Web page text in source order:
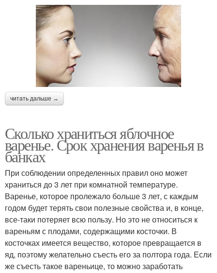
читать дальше →
Сколько храниться яблочное
варенье. Срок хранения варенья в
банках
При соблюдении определенных правил оно может
храниться до 3 лет при комнатной температуре.
Варенье, которое пролежало больше 3 лет, с каждым
годом будет терять свои полезные свойства и, в конце,
все-таки потеряет всю пользу. Но это не относиться к
вареньям с плодами, содержащими косточки. В
косточках имеется вещество, которое превращается в
яд, поэтому желательно съесть его за полтора года. Если
же съесть такое вареньице, то можно заработать